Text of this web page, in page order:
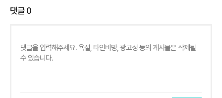
댓글0